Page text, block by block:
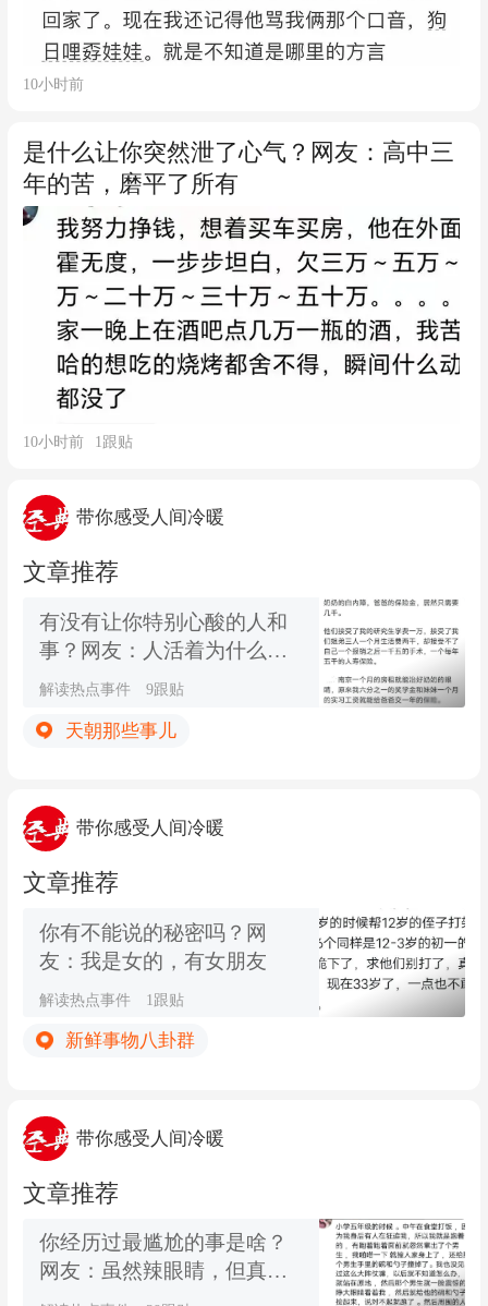
10小时前
是什么让你突然泄了心气？网友：高中三
年的苦，磨平了所有
10小时前 1跟贴
带你感受人间冷暖
文章推荐
有没有让你特别心酸的人和
事？网友：人活着为什么那
么痛苦
解读热点事件 9跟贴
天朝那些事儿
带你感受人间冷暖
文章推荐
你有不能说的秘密吗？网
友：我是女的，有女朋友
解读热点事件 1跟贴
新鲜事物八卦群
带你感受人间冷暖
文章推荐
你经历过最尴尬的事是啥？
网友：虽然辣眼睛，但真的
爱看哦